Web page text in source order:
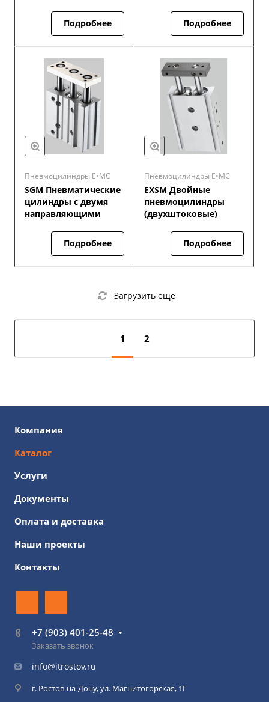
Подробнее Подробнее
Пневмоцилиндры E•MC
SGM Пневматические
цилиндры с двумя
направляющими
Подробнее
Пневмоцилиндры E•MC
EXSM Двойные
пневмоцилиндры
(двухштоковые)
Подробнее
Загрузить еще
1 2
Компания
Каталог
Услуги
Документы
Оплата и доставка
Наши проекты
Контакты
+7 (903) 401-25-48
Заказать звонок
info@itrostov.ru
г. Ростов-на-Дону, ул. Магнитогорская, 1Г